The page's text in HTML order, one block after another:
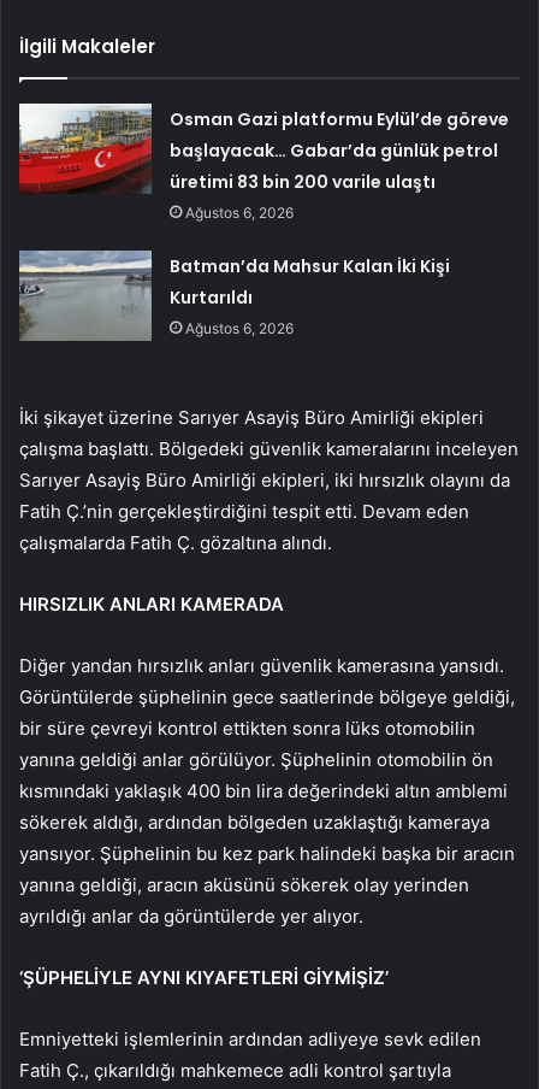
İlgili Makaleler
Osman Gazi platformu Eylül’de göreve
başlayacak… Gabar’da günlük petrol
üretimi 83 bin 200 varile ulaştı
Ağustos 6, 2026
Batman’da Mahsur Kalan İki Kişi
Kurtarıldı
Ağustos 6, 2026
İki şikayet üzerine Sarıyer Asayiş Büro Amirliği ekipleri
çalışma başlattı. Bölgedeki güvenlik kameralarını inceleyen
Sarıyer Asayiş Büro Amirliği ekipleri, iki hırsızlık olayını da
Fatih Ç.’nin gerçekleştirdiğini tespit etti. Devam eden
çalışmalarda Fatih Ç. gözaltına alındı.
HIRSIZLIK ANLARI KAMERADA
Diğer yandan hırsızlık anları güvenlik kamerasına yansıdı.
Görüntülerde şüphelinin gece saatlerinde bölgeye geldiği,
bir süre çevreyi kontrol ettikten sonra lüks otomobilin
yanına geldiği anlar görülüyor. Şüphelinin otomobilin ön
kısmındaki yaklaşık 400 bin lira değerindeki altın amblemi
sökerek aldığı, ardından bölgeden uzaklaştığı kameraya
yansıyor. Şüphelinin bu kez park halindeki başka bir aracın
yanına geldiği, aracın aküsünü sökerek olay yerinden
ayrıldığı anlar da görüntülerde yer alıyor.
‘ŞÜPHELİYLE AYNI KIYAFETLERİ GİYMİŞİZ’
Emniyetteki işlemlerinin ardından adliyeye sevk edilen
Fatih Ç., çıkarıldığı mahkemece adli kontrol şartıyla